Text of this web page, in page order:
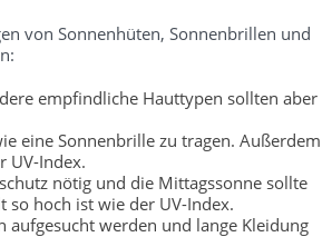
von Sonnenhüten, Sonnenbrillen und
empfindliche Hauttypen sollten aber
eine Sonnenbrille zu tragen. Außerdem
UV-Index.
nötig und die Mittagssonne sollte
so hoch ist wie der UV-Index.
aufgesucht werden und lange Kleidung